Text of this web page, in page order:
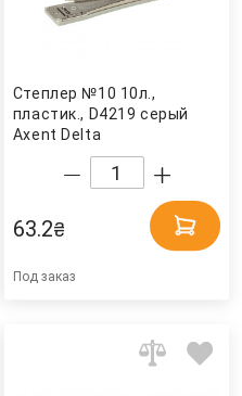
Степлер №10 10л.,
пластик., D4219 серый
Axent Delta
63.2₴
Под заказ